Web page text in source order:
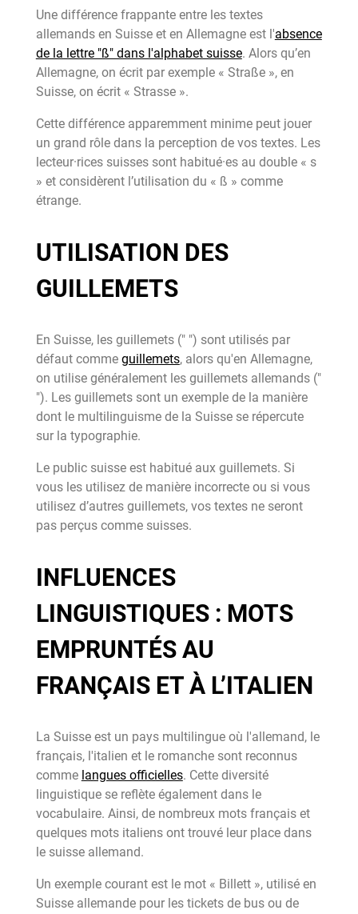
Une différence frappante entre les textes
allemands en Suisse et en Allemagne est l'absence
de la lettre "ß" dans l'alphabet suisse. Alors qu’en
Allemagne, on écrit par exemple « Straße », en
Suisse, on écrit « Strasse ».
Cette différence apparemment minime peut jouer
un grand rôle dans la perception de vos textes. Les
lecteur·rices suisses sont habitué·es au double « s
» et considèrent l’utilisation du « ß » comme
étrange.
UTILISATION DES
GUILLEMETS
En Suisse, les guillemets (" ") sont utilisés par
défaut comme guillemets, alors qu'en Allemagne,
on utilise généralement les guillemets allemands ("
"). Les guillemets sont un exemple de la manière
dont le multilinguisme de la Suisse se répercute
sur la typographie.
Le public suisse est habitué aux guillemets. Si
vous les utilisez de manière incorrecte ou si vous
utilisez d’autres guillemets, vos textes ne seront
pas perçus comme suisses.
INFLUENCES
LINGUISTIQUES : MOTS
EMPRUNTÉS AU
FRANÇAIS ET À L’ITALIEN
La Suisse est un pays multilingue où l'allemand, le
français, l'italien et le romanche sont reconnus
comme langues officielles. Cette diversité
linguistique se reflète également dans le
vocabulaire. Ainsi, de nombreux mots français et
quelques mots italiens ont trouvé leur place dans
le suisse allemand.
Un exemple courant est le mot « Billett », utilisé en
Suisse allemande pour les tickets de bus ou de